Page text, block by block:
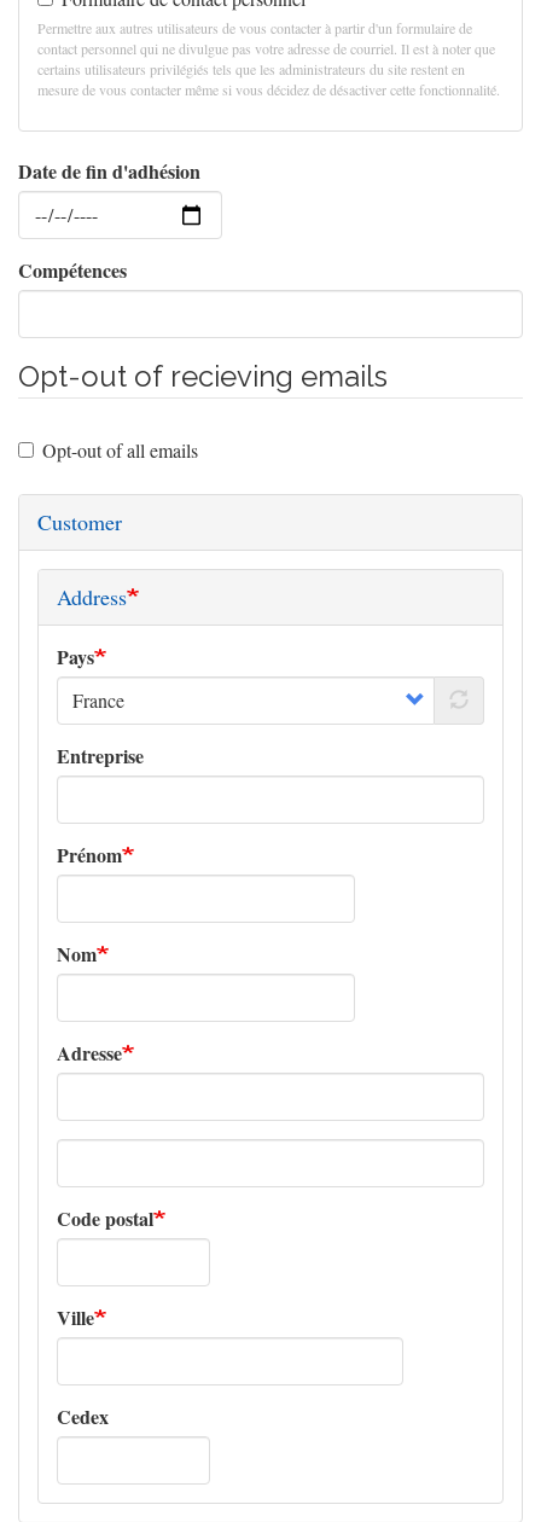
Permettre aux autres utilisateurs de vous contacter à partir d'un formulaire de
contact personnel qui ne divulgue pas votre adresse de courriel. Il est à noter que
certains utilisateurs privilégiés tels que les administrateurs du site restent en
mesure de vous contacter même si vous décidez de désactiver cette fonctionnalité.
Date de fin d'adhésion
Date
Compétences
Opt-out of recieving emails
Opt-out of all emails
Customer
Address
Pays
Entreprise
Prénom
Nom
Adresse
Adresse
Code postal
Ville
Cedex